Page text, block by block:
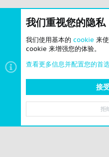
我们重视您的隐私
我们使用基本的 cookie 来
cookie 来增强您的体验。
查看更多信息并配置您的首
接
拒